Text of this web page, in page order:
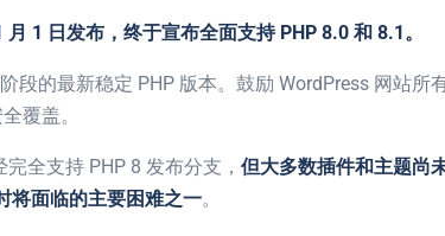
1 日发布，终于宣布全面支持 PHP 8.0 和 8.1。
段的最新稳定 PHP 版本。鼓励 WordPress 网站所
覆盖。
全支持 PHP 8 发布分支， 但大多数插件和主题尚
将面临的主要困难之一。